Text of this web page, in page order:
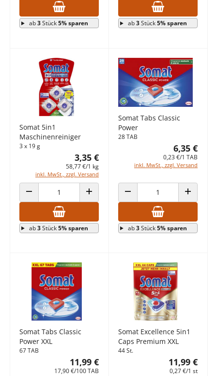
ab3Stück5% sparen ab3Stück5% sparen
Somat 5in1
Maschinenreiniger
3 x 19 g
3,35 €
58,77 €/1 kg
inkl. MwSt., zzgl. Versand
ANZAHL VERRINGERN ANZAHL ERHÖHEN
ab3Stück5% sparen
Somat Tabs Classic
Power
28 TAB
6,35 €
0,23 €/1 TAB
inkl. MwSt., zzgl. Versand
ANZAHL VERRINGERN ANZAHL
ab3Stück5% sparen
Somat Tabs Classic
Power XXL
67 TAB
11,99 €
17,90 €/100 TAB
Somat Excellence 5in1
Caps Premium XXL
44 St.
11,99 €
0,27 €/1 st